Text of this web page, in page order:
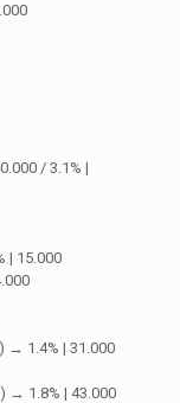
/ 3.1% |
| 15.000
→ 1.4% | 31.000
→ 1.8% | 43.000